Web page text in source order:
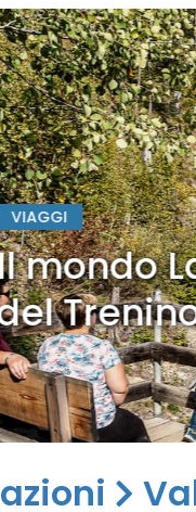
VIAGGI
mondo